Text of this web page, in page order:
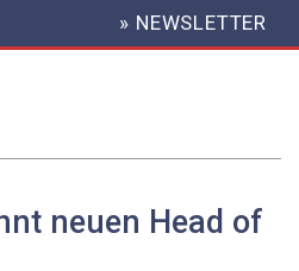
HEADER
MENU
» NEWSLETTER
neuen Head of